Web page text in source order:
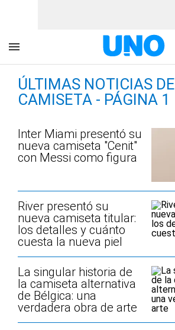
ÚLTIMAS NOTICIAS DE
CAMISETA - PÁGINA 1
Inter Miami presentó su
nueva camiseta "Cenit"
con Messi como figura
River presentó su
nueva camiseta titular:
los detalles y cuánto
cuesta la nueva piel
La singular historia de
la camiseta alternativa
de Bélgica: una
verdadera obra de arte